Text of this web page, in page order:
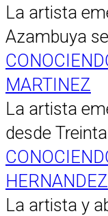
La artista
Azambuya
MARTINEZ
La artista
desde
HERNANDEZ
La artista y